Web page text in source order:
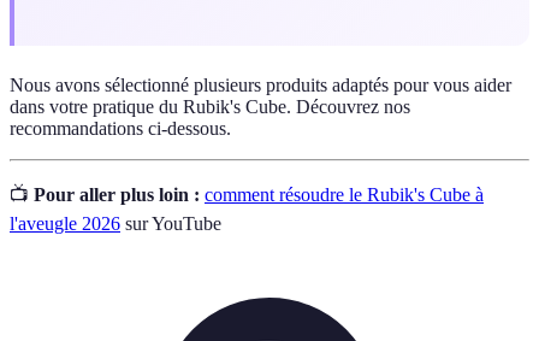
Nous avons sélectionné plusieurs produits adaptés pour vous aider
dans votre pratique du Rubik's Cube. Découvrez nos
recommandations ci-dessous.
📺 Pour aller plus loin : comment résoudre le Rubik's Cube à
l'aveugle 2026 sur YouTube